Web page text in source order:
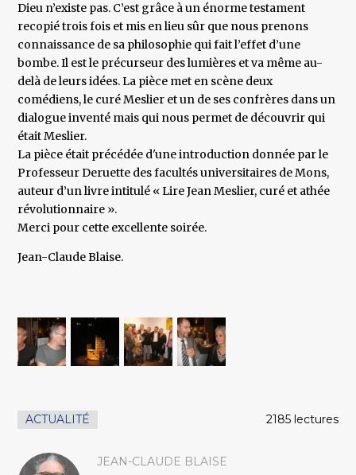
Dieu n’existe pas. C’est grâce à un énorme testament
recopié trois fois et mis en lieu sûr que nous prenons
connaissance de sa philosophie qui fait l’effet d’une
bombe. Il est le précurseur des lumières et va même au-
delà de leurs idées. La pièce met en scène deux
comédiens, le curé Meslier et un de ses confrères dans un
dialogue inventé mais qui nous permet de découvrir qui
était Meslier.
La pièce était précédée d'une introduction donnée par le
Professeur Deruette des facultés universitaires de Mons,
auteur d’un livre intitulé « Lire Jean Meslier, curé et athée
révolutionnaire ».
Merci pour cette excellente soirée.
Jean-Claude Blaise.
ACTUALITÉ 2185 lectures
JEAN-CLAUDE BLAISE